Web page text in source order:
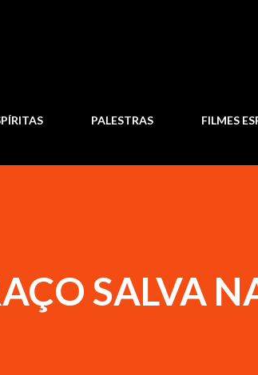
PALESTRAS FILMES
SALVA